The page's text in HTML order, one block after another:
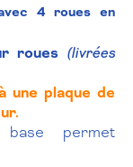
4 roues en
roues (livrées
une plaque de
permet